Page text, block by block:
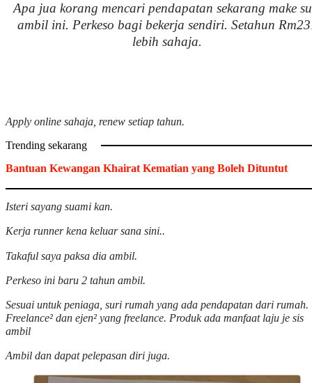
Apa jua korang mencari pendapatan sekarang make
ambil ini. Perkeso bagi bekerja sendiri. Setahun
lebih sahaja.
Apply online sahaja, renew setiap tahun.
Trending sekarang
Bantuan Kewangan Khairat Kematian yang Boleh Dituntut
Isteri sayang suami kan.
Kerja runner kena keluar sana sini..
Takaful saya paksa dia ambil.
Perkeso ini baru 2 tahun ambil.
Sesuai untuk peniaga, suri rumah yang ada pendapatan dari rumah.
Freelance² dan ejen² yang freelance. Produk ada manfaat laju je sis
ambil
Ambil dan dapat pelepasan diri juga.